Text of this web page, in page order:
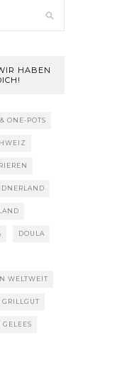
HABEN
ONE-POTS
DOULA
WELTWEIT